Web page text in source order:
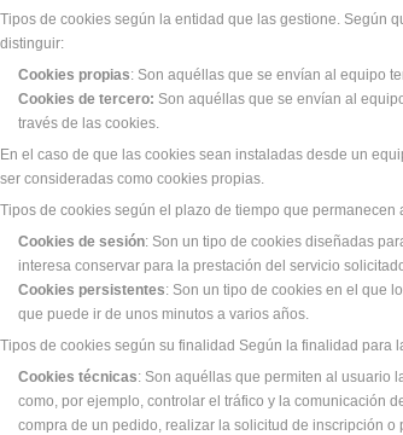
Tipos de cookies según la entidad que las gestione. Según
distinguir:
Cookies propias: Son aquéllas que se envían al equipo
Cookies de tercero: Son aquéllas que se envían al
través de las cookies.
En el caso de que las cookies sean instaladas desde un
ser consideradas como cookies propias.
Tipos de cookies según el plazo de tiempo que
Cookies de sesión: Son un tipo de cookies diseñadas
interesa conservar para la prestación del servicio
Cookies persistentes: Son un tipo de cookies en el que
que puede ir de unos minutos a varios años.
Tipos de cookies según su finalidad Según la finalidad para
Cookies técnicas: Son aquéllas que permiten al usuario
como, por ejemplo, controlar el tráfico y la comunicación
compra de un pedido, realizar la solicitud de inscripción